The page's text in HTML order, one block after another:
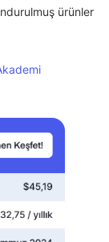
ürünler